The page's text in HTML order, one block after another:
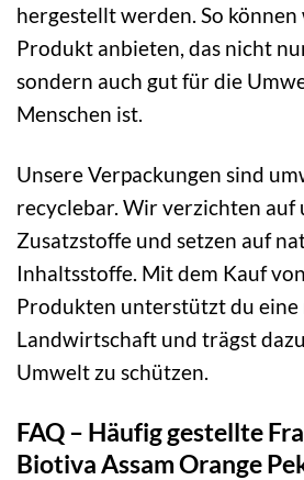
hergestellt werden. So
Produkt anbieten, das nicht
sondern auch gut für die
Menschen ist.
Unsere Verpackungen sind
recyclebar. Wir verzichten auf
Zusatzstoffe und setzen auf
Inhaltsstoffe. Mit dem Kauf
Produkten unterstützt du eine
Landwirtschaft und trägst
Umwelt zu schützen.
FAQ – Häufig gestellte
Biotiva Assam Orange